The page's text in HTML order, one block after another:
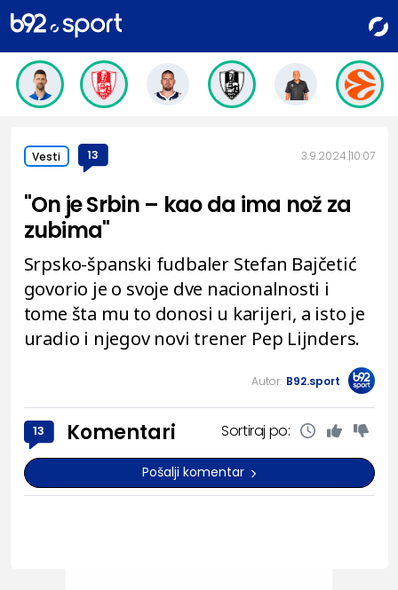
Vesti 13 3.9.2024. 10:07
"On je Srbin – kao da ima nož za
zubima"
Srpsko-španski fudbaler Stefan Bajčetić
govorio je o svoje dve nacionalnosti i
tome šta mu to donosi u karijeri, a isto je
uradio i njegov novi trener Pep Lijnders.
Autor: B92.sport
13 Komentari Sortiraj po:
Pošalji komentar